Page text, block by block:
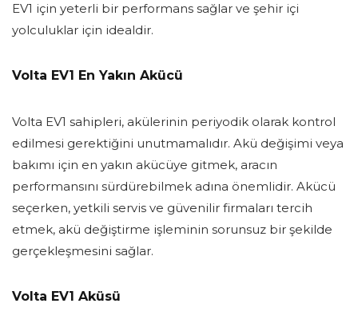
EV1 için yeterli bir performans sağlar ve şehir içi
yolculuklar için idealdir.
Volta EV1 En Yakın Akücü
Volta EV1 sahipleri, akülerinin periyodik olarak kontrol
edilmesi gerektiğini unutmamalıdır. Akü değişimi veya
bakımı için en yakın akücüye gitmek, aracın
performansını sürdürebilmek adına önemlidir. Akücü
seçerken, yetkili servis ve güvenilir firmaları tercih
etmek, akü değiştirme işleminin sorunsuz bir şekilde
gerçekleşmesini sağlar.
Volta EV1 Aküsü